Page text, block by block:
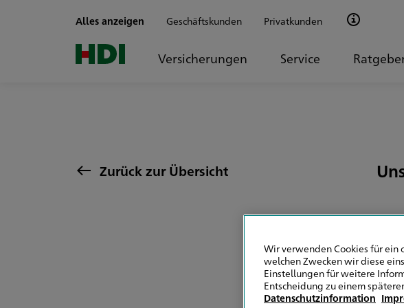
Alles anzeigen Geschäftskunden Privatkunden
Versicherungen Service
Zurück zur Übersicht
Wir verwenden Cookies für ein
welchen Zwecken wir diese
Einstellungen für weitere
Entscheidung zu einem
Datenschutzinformation